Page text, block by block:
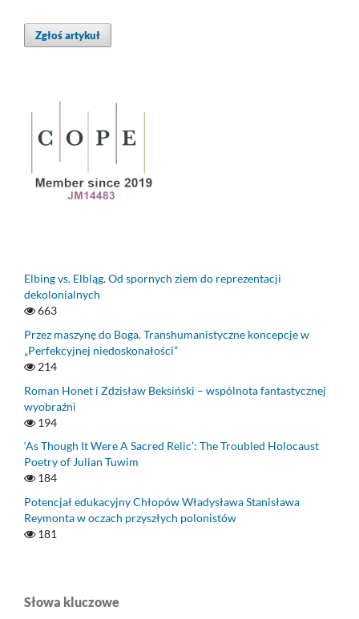
Zgłoś artykuł
Elbing vs. Elbląg. Od spornych ziem do reprezentacji
dekolonialnych
663
Przez maszynę do Boga. Transhumanistyczne koncepcje w
„Perfekcyjnej niedoskonałości”
214
Roman Honet i Zdzisław Beksiński – wspólnota fantastycznej
wyobraźni
194
‘As Though It Were A Sacred Relic’: The Troubled Holocaust
Poetry of Julian Tuwim
184
Potencjał edukacyjny Chłopów Władysława Stanisława
Reymonta w oczach przyszłych polonistów
181
Słowa kluczowe